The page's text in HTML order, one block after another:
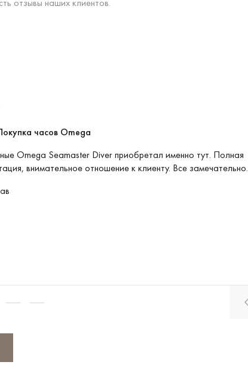
отзывы наших клиентов.
часов Omega
Omega Seamaster Diver приобретал именно тут. Полная
внимательное отношение к клиенту. Все замечательно.